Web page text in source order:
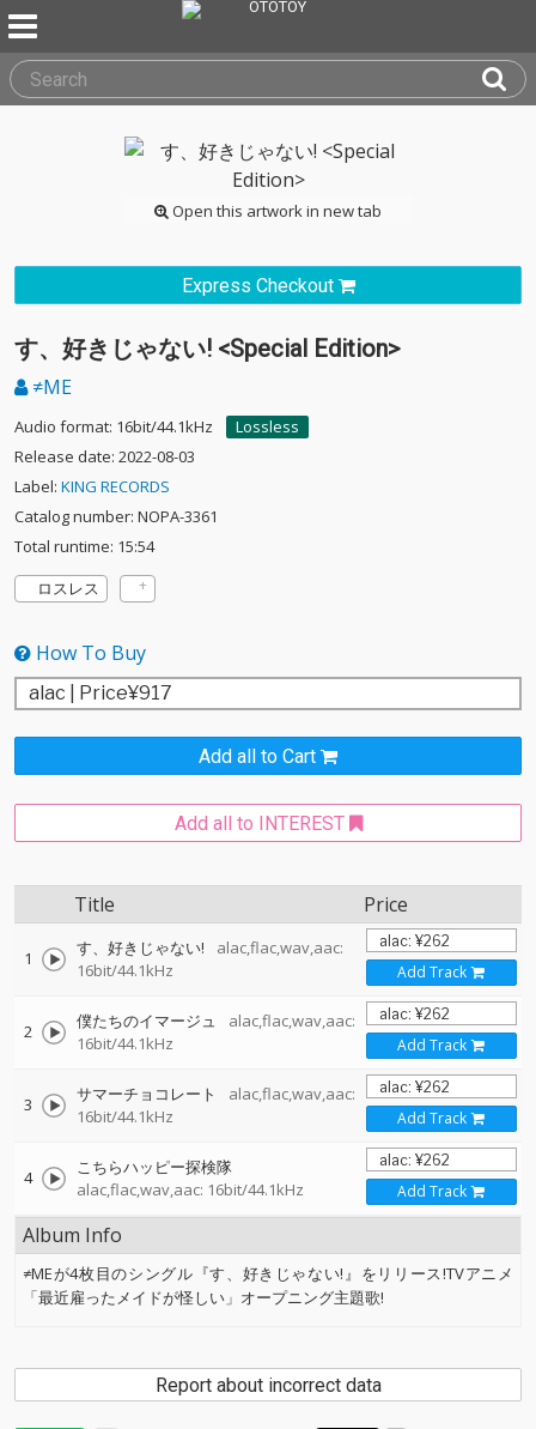
Open this artwork in new tab
Express Checkout
す、好きじゃない! <Special Edition>
≠ME
Audio format: 16bit/44.1kHz
Lossless
Release date: 2022-08-03
Label: KING RECORDS
Catalog number: NOPA-3361
Total runtime: 15:54
ロスレス
How To Buy
Add all to Cart
Add all to INTEREST
Title Price
1 す、好きじゃない!
alac,flac,wav,aac:
16bit/44.1kHz
Add Track
2 僕たちのイマージュ
alac,flac,wav,aac:
16bit/44.1kHz
Add Track
3 サマーチョコレート
alac,flac,wav,aac:
16bit/44.1kHz
Add Track
4
こちらハッピー探検隊
alac,flac,wav,aac: 16bit/44.1kHz
Add Track
Album Info
≠MEが4枚目のシングル『す、好きじゃない!』をリリース!TVアニメ
「最近雇ったメイドが怪しい」オープニング主題歌!
Report about incorrect data